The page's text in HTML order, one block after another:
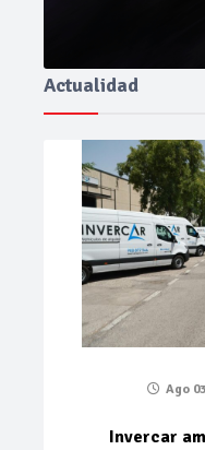
Actualidad
Ago
Invercar